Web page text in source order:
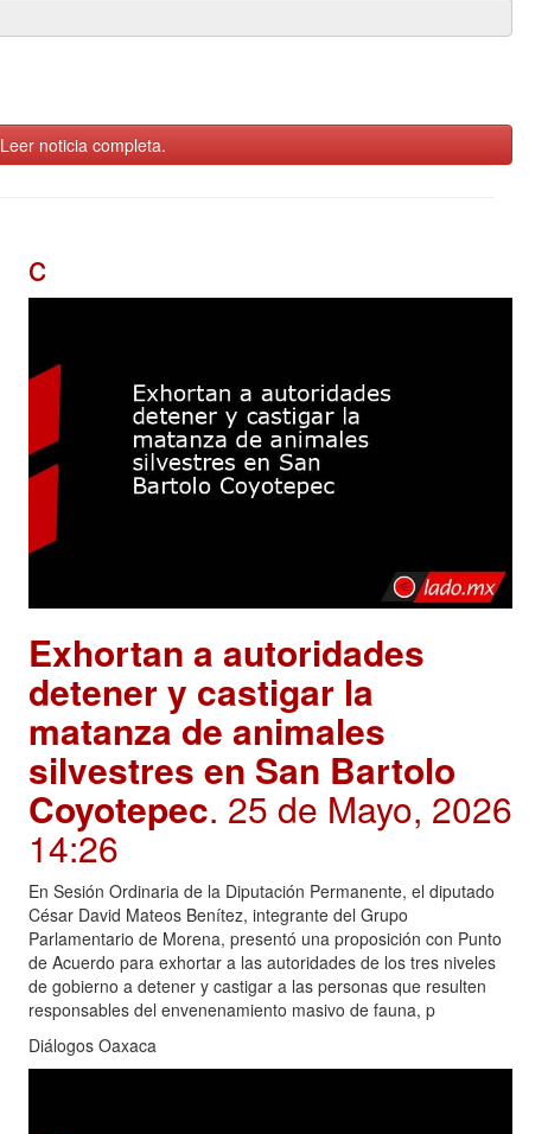
Leer noticia completa.
c
Exhortan a autoridades
detener y castigar la
matanza de animales
silvestres en San Bartolo
Coyotepec. 25 de Mayo, 2026
14:26
En Sesión Ordinaria de la Diputación Permanente, el diputado
César David Mateos Benítez, integrante del Grupo
Parlamentario de Morena, presentó una proposición con Punto
de Acuerdo para exhortar a las autoridades de los tres niveles
de gobierno a detener y castigar a las personas que resulten
responsables del envenenamiento masivo de fauna, p
Diálogos Oaxaca